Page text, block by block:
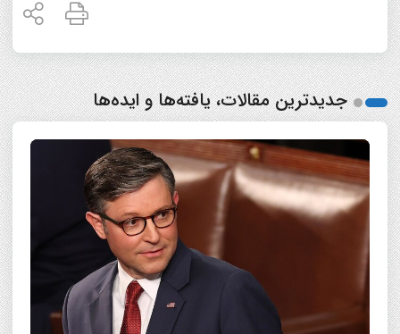
جدیدترین مقالات، یافته‌ها و ایده‌ها